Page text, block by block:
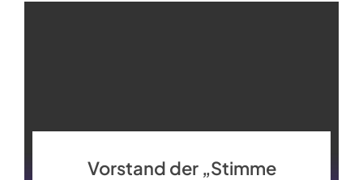
Vorstand der „Stimme